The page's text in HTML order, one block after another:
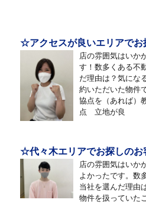
☆アクセスが良いエリアで
店の雰囲気はいか
す！数多くある不
だ理由は？気にな
約いただいた物件
協点を（あれば）
点 立地が良
☆代々木エリアでお探しの
店の雰囲気はいか
よかったです。数
当社を選んだ理由
物件を扱っていた